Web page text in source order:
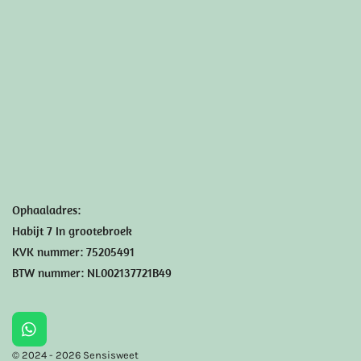
Ophaaladres:
Habijt 7 In grootebroek
KVK nummer: 75205491
BTW nummer: NL002137721B49
W
h
© 2024 - 2026 Sensisweet